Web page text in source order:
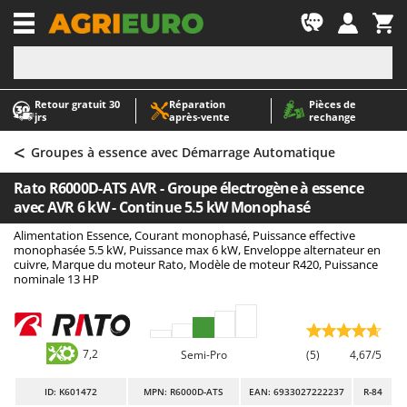
Retour gratuit 30
jrs
Réparation
après‑vente
Pièces de
rechange
-1
A
Abris de jardin
Accessoires pour tracteurs tondeuses autoportés
Aérateurs Scarificateurs pour gazon
Arracheuses de pommes de terre pour tracteur
Aspirateurs - Balais Électriques
Aspirateurs à cendres
Aspirateurs à feuilles sur roues
Aspirateurs de piscine
Aspirateurs Multifonctions
Atomiseurs agricoles pour tracteurs
Atomiseurs pour traitements
A
AgriEuro Premium
AgriEuro TOP-LINE
AGT
Aima
Airmec
AL-KO
ALA 2000
Alce
Alpina
Ama
< Groupes à essence avec Démarrage Automatique
Rato R6000D-ATS AVR - Groupe électrogène à essence
avec AVR 6 kW - Continue 5.5 kW Monophasé
Alimentation Essence, Courant monophasé, Puissance effective
monophasée 5.5 kW, Puissance max 6 kW, Enveloppe alternateur en
cuivre, Marque du moteur Rato, Modèle de moteur R420, Puissance
nominale 13 HP
7,2 Semi-Pro (5) 4,67/5
ID: K601472 MPN: R6000D-ATS EAN: 6933027222237 R-84